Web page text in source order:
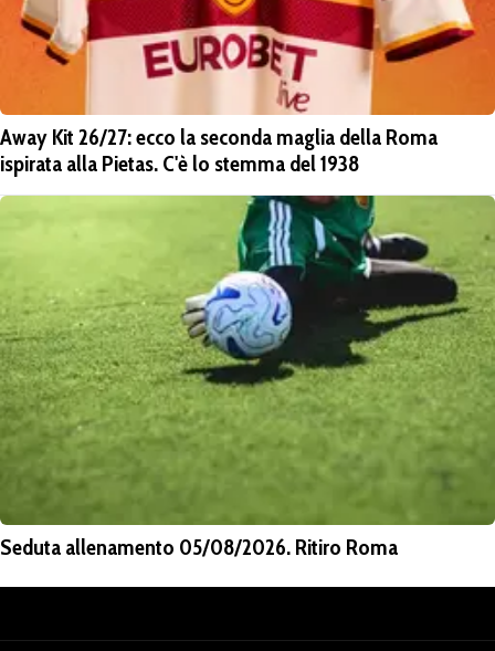
Away Kit 26/27: ecco la seconda maglia della Roma
ispirata alla Pietas. C'è lo stemma del 1938
Seduta allenamento 05/08/2026. Ritiro Roma